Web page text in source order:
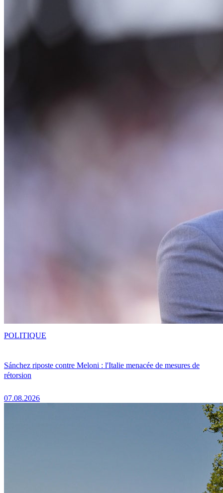
Sánchez riposte contre Meloni : l'Italie menacée de mesures de
rétorsion
07.08.2026
POLITIQUE